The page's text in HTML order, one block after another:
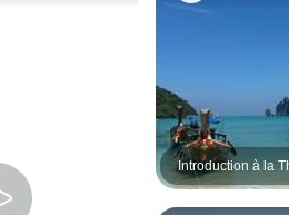
Introduction à la